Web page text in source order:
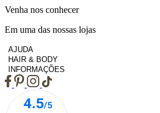
Venha nos conhecer
Em uma das nossas lojas
AJUDA
HAIR & BODY
INFORMAÇÕES